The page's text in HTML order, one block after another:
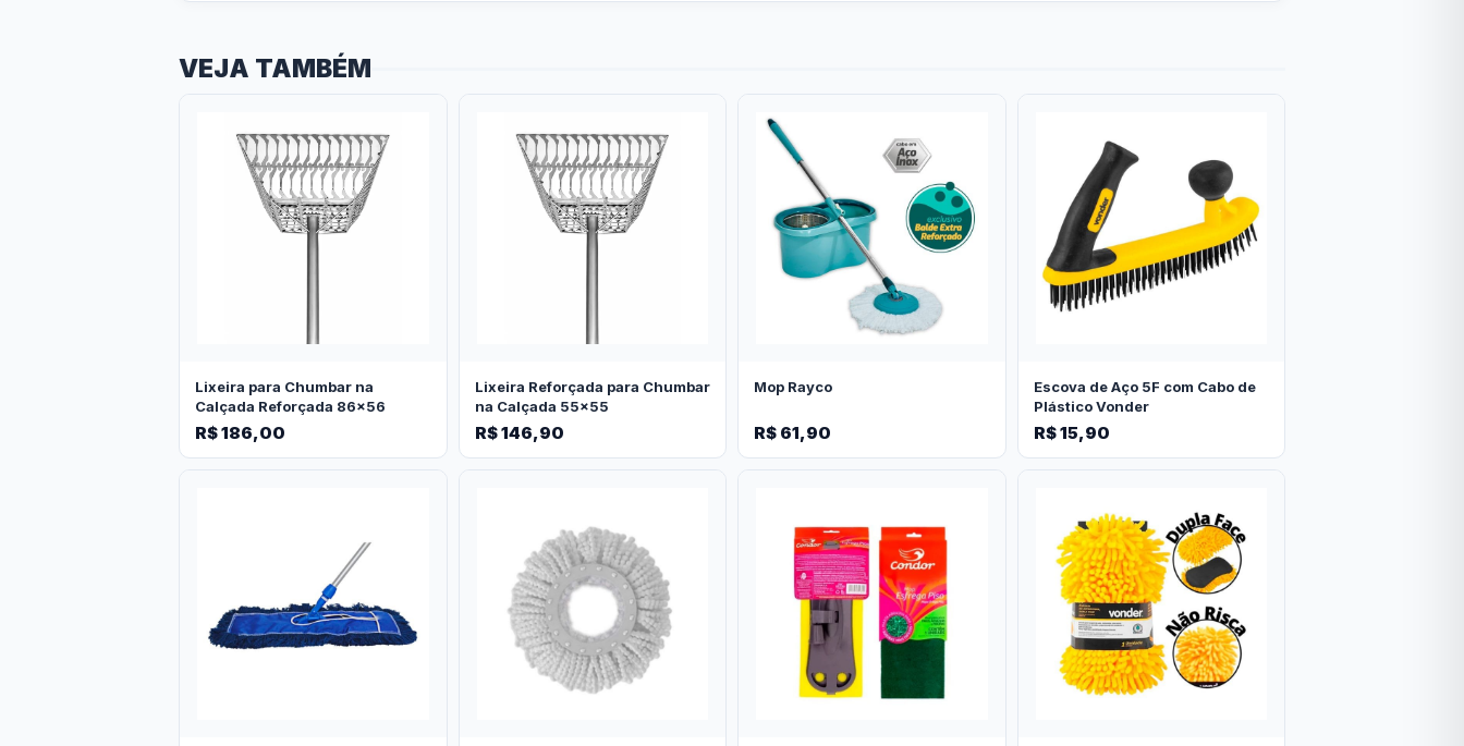
VEJA TAMBÉM
Lixeira para Chumbar na
Calçada Reforçada 86x56
R$ 186,00
Lixeira Reforçada para Chumbar
na Calçada 55x55
R$ 146,90
Mop Rayco
R$ 61,90
Escova de Aço 5F com Cabo de
Plástico Vonder
R$ 15,90